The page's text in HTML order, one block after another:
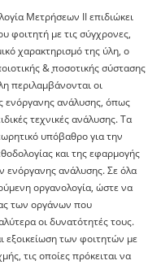
Μετρήσεων ΙΙ επιδιώκει
φοιτητή με τις σύγχρονες,
χαρακτηρισμό της ύλη, ο
& ̟ποσοτικής σύστασης
περιλαμβάνονται οι
ενόργανης ανάλυσης, όπως
τεχνικές ανάλυσης. Τα
υπόβαθρο για την
και της εφαρμογής
ενόργανης ανάλυσης. Σε όλα
οργανολογία, ώστε να
των οργάνων που
οι δυνατότητές τους.
εξοικείωση των φοιτητών με
τις οποίες πρόκειται να